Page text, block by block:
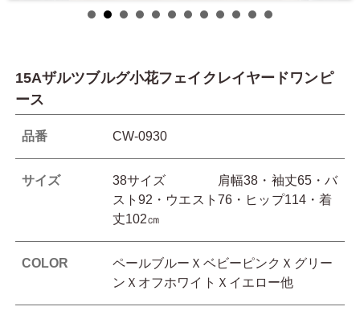
15Aザルツブルグ小花フェイクレイヤードワンピ
ース
品番 CW-0930
サイズ
38サイズ 肩幅38・袖丈65・バ
スト92・ウエスト76・ヒップ114・着
丈102㎝
COLOR
ペールブルーＸベビーピンクＸグリー
ンＸオフホワイトＸイエロー他